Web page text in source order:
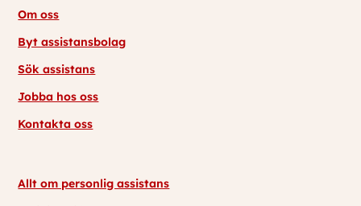
Om oss
Byt assistansbolag
Sök assistans
Jobba hos oss
Kontakta oss
Allt om personlig assistans